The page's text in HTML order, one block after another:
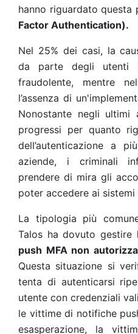
hanno riguardato questa
Factor Authentication).
Nel 25% dei casi, la
da parte degli utenti
fraudolente, mentre
l’assenza di
Nonostante negli
progressi per quanto
dell’autenticazione a
aziende, i criminali
prendere di mira gli
poter accedere ai
La tipologia più
Talos ha dovuto gestire
push MFA non
Questa situazione si
tenta di autenticarsi
utente con credenziali
le vittime di notifiche
esasperazione, la